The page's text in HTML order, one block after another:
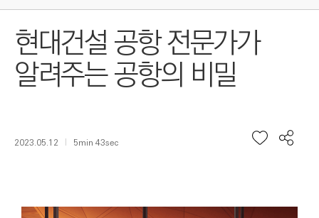
현대건설 공항 전문가가
알려주는 공항의 비밀
2023.05.12 5min 43sec